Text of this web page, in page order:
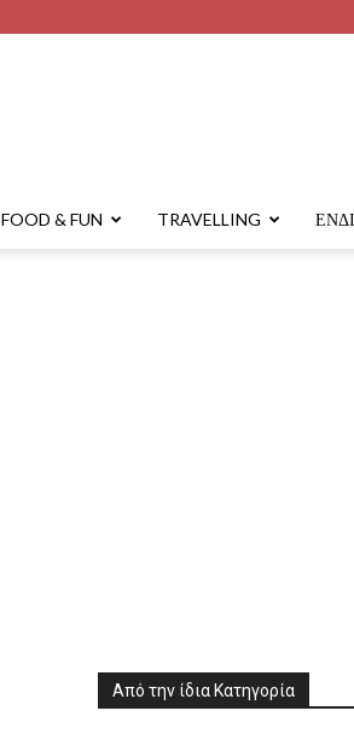
FOOD & FUN TRAVELLING
Από την ίδια Κατηγορία